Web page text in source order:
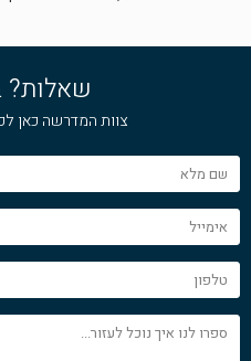
שאלות?
צוות המדרשה כאן
שם
מלא
אימייל
טלפון
ספרו
לנו